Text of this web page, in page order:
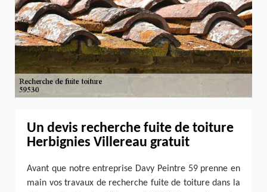
Un devis recherche fuite de toiture
Herbignies Villereau gratuit
Avant que notre entreprise Davy Peintre 59 prenne en
main vos travaux de recherche fuite de toiture dans la